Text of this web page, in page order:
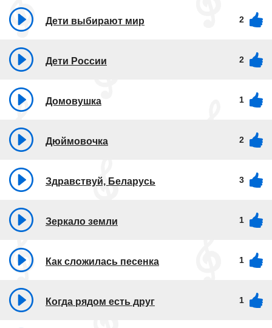
Дети выбирают мир 2
Дети России 2
Домовушка 1
Дюймовочка 2
Здравствуй, Беларусь 3
Зеркало земли 1
Как сложилась песенка 1
Когда рядом есть друг 1